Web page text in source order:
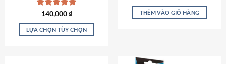
Được xếp
hạng4.88
5 sao
140,000₫
LỰA CHỌN TÙY CHỌN
hạng4.85
5 sao là:
500,000 ₫.
tại
THÊM VÀO GIỎ HÀNG